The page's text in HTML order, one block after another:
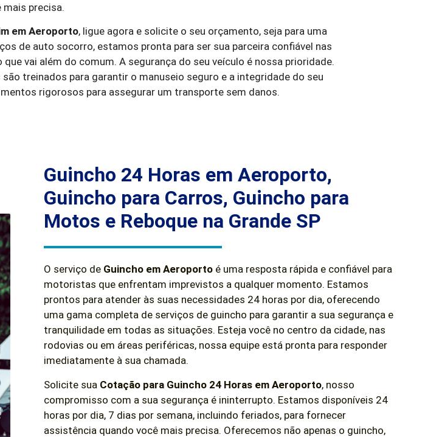
mais precisa.
emAeroporto, ligue agora e solicite o seu orçamento, seja para uma
de auto socorro, estamos pronta para ser sua parceira confiável nas
vai além do comum. A segurança do seu veículo é nossa prioridade.
treinados para garantir o manuseio seguro e a integridade do seu
rigorosos para assegurar um transporte sem danos.
Guincho 24 Horas em Aeroporto,
Guincho para Carros, Guincho para
Motos e Reboque na Grande SP
O serviço de Guincho em Aeroporto é uma resposta rápida e confiável para
motoristas que enfrentam imprevistos a qualquer momento. Estamos
prontos para atender às suas necessidades 24 horas por dia, oferecendo
uma gama completa de serviços de guincho para garantir a sua segurança e
tranquilidade em todas as situações. Esteja você no centro da cidade, nas
rodovias ou em áreas periféricas, nossa equipe está pronta para responder
imediatamente à sua chamada.
Solicite sua Cotação para Guincho 24 Horas emAeroporto, nosso
compromisso com a sua segurança é ininterrupto. Estamos disponíveis 24
horas por dia, 7 dias por semana, incluindo feriados, para fornecer
assistência quando você mais precisa. Oferecemos não apenas o guincho,